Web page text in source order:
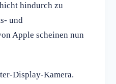
hindurch zu
und
Apple scheinen nun
Display-Kamera.